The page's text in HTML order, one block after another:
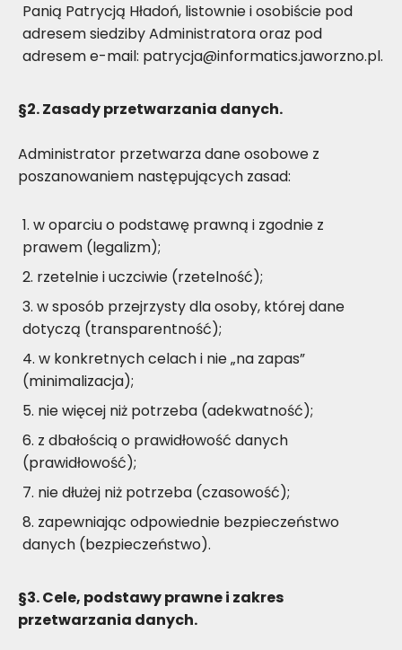
Panią Patrycją Hładoń, listownie i osobiście pod
adresem siedziby Administratora oraz pod
adresem e-mail: patrycja@informatics.jaworzno.pl.
§2. Zasady przetwarzania danych.
Administrator przetwarza dane osobowe z
poszanowaniem następujących zasad:
w oparciu o podstawę prawną i zgodnie z
prawem (legalizm);
rzetelnie i uczciwie (rzetelność);
w sposób przejrzysty dla osoby, której dane
dotyczą (transparentność);
w konkretnych celach i nie „na zapas”
(minimalizacja);
nie więcej niż potrzeba (adekwatność);
z dbałością o prawidłowość danych
(prawidłowość);
nie dłużej niż potrzeba (czasowość);
zapewniając odpowiednie bezpieczeństwo
danych (bezpieczeństwo).
§3. Cele, podstawy prawne i zakres
przetwarzania danych.